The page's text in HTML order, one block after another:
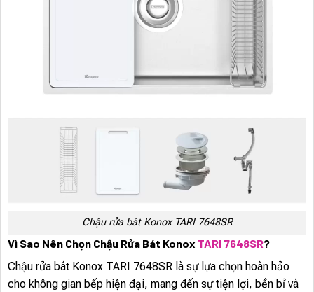
Chậu rửa bát Konox TARI 7648SR
Vì Sao Nên Chọn Chậu Rửa Bát Konox TARI 7648SR?
Chậu rửa bát Konox TARI 7648SR là sự lựa chọn hoàn hảo
cho không gian bếp hiện đại, mang đến sự tiện lợi, bền bỉ và